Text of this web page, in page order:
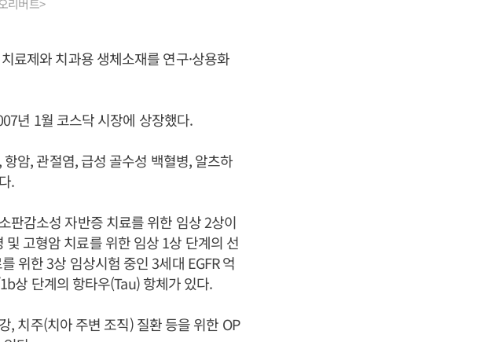
리버트>
료제와 치과용 생체소재를 연구·상용화
년 1월 코스닥 시장에 상장했다.
암, 관절염, 급성 골수성 백혈병, 알츠하
.
판감소성 자반증 치료를 위한 임상 2상이
고형암 치료를 위한 임상 1상 단계의 선
위한 3상 임상시험 중인 3세대 EGFR 억
상 단계의 항타우(Tau) 항체가 있다.
, 치주(치아 주변 조직) 질환 등을 위한 OP